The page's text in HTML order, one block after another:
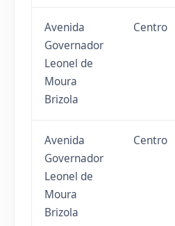
Avenida
Governador
Leonel de
Moura
Brizola
Centro
Avenida
Governador
Leonel de
Moura
Brizola
Centro